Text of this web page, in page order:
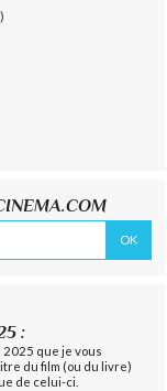
:
que je vous
du film (ou du livre)
de celui-ci.